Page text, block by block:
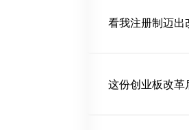
看我注册制迈出
这份创业板改